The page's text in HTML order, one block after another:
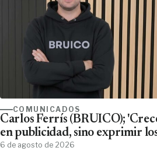
COMUNICADOS
Carlos Ferrís (BRUICO);
en publicidad, sino exprimir
6 de agosto de 2026